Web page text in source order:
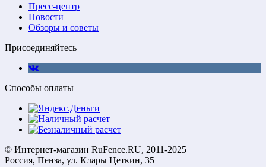
Пресс-центр
Новости
Обзоры и советы
Присоединяйтесь
Способы оплаты
© Интернет-магазин RuFence.RU, 2011-2025
Россия, Пенза, ул. Клары Цеткин, 35